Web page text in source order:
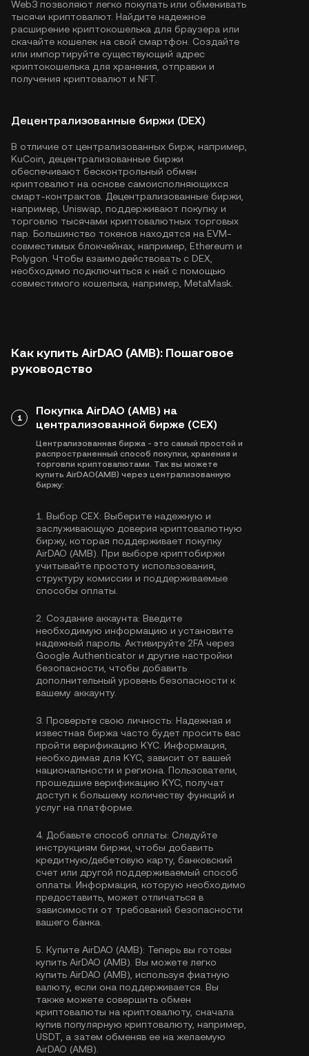
Web3 позволяют легко покупать или обменивать
тысячи криптовалют. Найдите надежное
расширение криптокошелька для браузера или
скачайте кошелек на свой смартфон. Создайте
или импортируйте существующий адрес
криптокошелька для хранения, отправки и
получения криптовалют и NFT.
Децентрализованные биржи (DEX)
В отличие от централизованных бирж, например,
KuCoin, децентрализованные биржи
обеспечивают бесконтрольный обмен
криптовалют на основе самоисполняющихся
смарт-контрактов. Децентрализованные биржи,
например, Uniswap, поддерживают покупку и
торговлю тысячами криптовалютных торговых
пар. Большинство токенов находятся на EVM-
совместимых блокчейнах, например, Ethereum и
Polygon . Чтобы взаимодействовать с DEX,
необходимо подключиться к ней с помощью
совместимого кошелька, например, MetaMask.
Как купить AirDAO (AMB): Пошаговое
руководство
1
Покупка AirDAO (AMB) на
централизованной бирже (CEX)
Централизованная биржа - это самый простой и
распространенный способ покупки, хранения и
торговли криптовалютами. Так вы можете
купить AirDAO(AMB) через централизованную
биржу:
1. Выбор CEX: Выберите надежную и
заслуживающую доверия криптовалютную
биржу, которая поддерживает покупку
AirDAO (AMB). При выборе криптобиржи
учитывайте простоту использования,
структуру комиссии и поддерживаемые
способы оплаты.
2. Создание аккаунта: Введите
необходимую информацию и установите
надежный пароль. Активируйте 2FA через
Google Authenticator и другие настройки
безопасности, чтобы добавить
дополнительный уровень безопасности к
вашему аккаунту.
3. Проверьте свою личность: Надежная и
известная биржа часто будет просить вас
пройти верификацию KYC . Информация,
необходимая для KYC, зависит от вашей
национальности и региона. Пользователи,
прошедшие верификацию KYC, получат
доступ к большему количеству функций и
услуг на платформе.
4. Добавьте способ оплаты: Следуйте
инструкциям биржи, чтобы добавить
кредитную/дебетовую карту, банковский
счет или другой поддерживаемый способ
оплаты. Информация, которую необходимо
предоставить, может отличаться в
зависимости от требований безопасности
вашего банка.
5. Купите AirDAO (AMB): Теперь вы готовы
купить AirDAO (AMB). Вы можете легко
купить AirDAO (AMB), используя фиатную
валюту, если она поддерживается. Вы
также можете совершить обмен
криптовалюты на криптовалюту, сначала
купив популярную криптовалюту, например,
USDT , а затем обменяв ее на желаемую
AirDAO (AMB).